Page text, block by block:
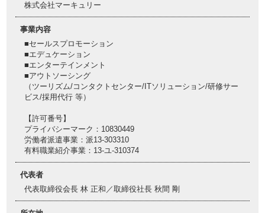
株式会社マーキュリー
事業内容
■セールスプロモーション
■エデュケーション
■エンターテインメント
■アウトソーシング
（ツーリズム/コンタクトセンター/ITソリューション/研修サー
ビス/採用代行 等）
【許可番号】
プライバシーマーク：10830449
労働者派遣事業：派13-303310
有料職業紹介事業：13-ユ-310374
代表者
代表取締役会長 林 正和／取締役社長 秋間 剛